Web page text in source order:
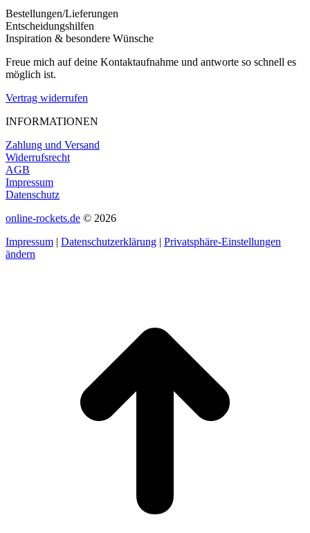
Bestellungen/Lieferungen
Entscheidungshilfen
Inspiration & besondere Wünsche
Freue mich auf deine Kontaktaufnahme und antworte so schnell es
möglich ist.
Vertrag widerrufen
INFORMATIONEN
Zahlung und Versand
Widerrufsrecht
AGB
Impressum
Datenschutz
online-rockets.de © 2026
Impressum | Datenschutzerklärung | Privatsphäre-Einstellungen
ändern